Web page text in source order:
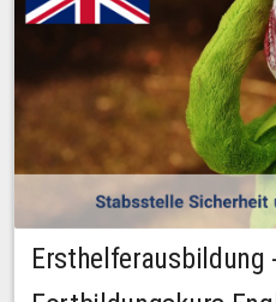
Ersthelferausbildung